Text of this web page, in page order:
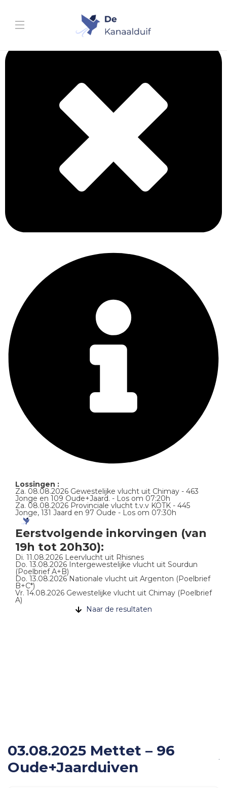
Info & Lossingen
Lossingen :
Za. 08.08.2026 Gewestelijke vlucht uit Chimay - 463
Jonge en 109 Oude+Jaard. - Los om 07:20h
Za. 08.08.2026 Provinciale vlucht t.v.v KOTK - 445
Jonge, 131 Jaard en 97 Oude - Los om 07:30h
Eerstvolgende inkorvingen (van
19h tot 20h30):
Di. 11.08.2026 Leervlucht uit Rhisnes
Do. 13.08.2026 Intergewestelijke vlucht uit Sourdun
(Poelbrief A+B)
Do. 13.08.2026 Nationale vlucht uit Argenton (Poelbrief
B+C*)
Vr. 14.08.2026 Gewestelijke vlucht uit Chimay (Poelbrief
A)
Naar de resultaten
03.08.2025 Mettet – 96
Oude+Jaarduiven